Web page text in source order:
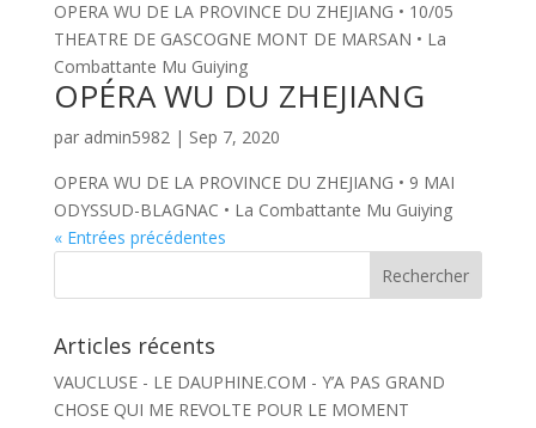
OPERA WU DE LA PROVINCE DU ZHEJIANG • 10/05
THEATRE DE GASCOGNE MONT DE MARSAN • La
Combattante Mu Guiying
OPÉRA WU DU ZHEJIANG
par admin5982| Sep 7, 2020
OPERA WU DE LA PROVINCE DU ZHEJIANG • 9 MAI
ODYSSUD-BLAGNAC • La Combattante Mu Guiying
« Entrées précédentes
Articles récents
VAUCLUSE - LE DAUPHINE.COM - Y’A PAS GRAND
CHOSE QUI ME REVOLTE POUR LE MOMENT